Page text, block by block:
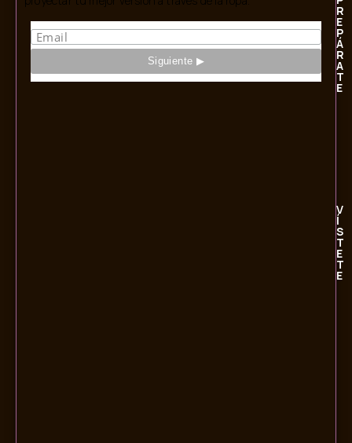
R
E
P
Á
R
A
T
E
V
Í
S
T
E
T
E